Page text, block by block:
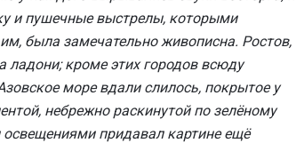
и пушечные выстрелы, которыми
была замечательно живописна. Ростов,
ладони; кроме этих городов всюду
море вдали слилось, покрытое у
небрежно раскинутой по зелёному
придавал картине ещё